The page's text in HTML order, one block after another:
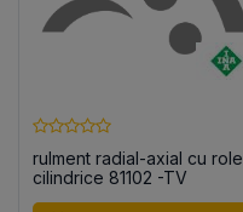
rulment radial-axial cu role
cilindrice 81102 -TV